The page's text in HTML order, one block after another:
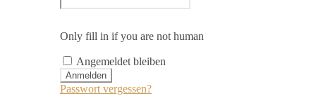
Only fill in if you are not human
Angemeldet bleiben
Passwort vergessen?